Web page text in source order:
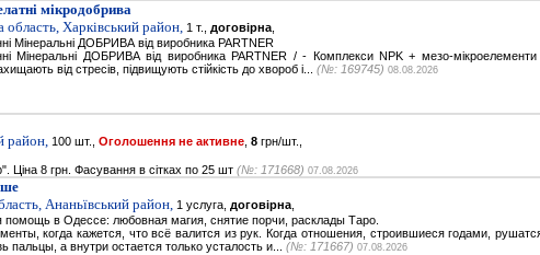
мікродобрива
область, Харківський район, 1 т., договірна
Мiнеральнi ДОБРИВА від виробника PARTNER
Мiнеральнi ДОБРИВА від виробника PARTNER / - Комплекси NPK + мезо-
від стресів, підвищують стійкість до хвороб і... (№: 169745) 08.08.2026
район, 100 шт., Оголошення не активне 8 грн/шт.,
Ціна 8 грн. Фасування в сітках по 25 шт (№: 171668) 07.08.2026
Ананьївський район, 1 услуга, договірна
помощь в Одессе: любовная магия, снятие порчи, расклады Таро.
когда кажется, что всё валится из рук. Когда отношения, строившиеся годами,
пальцы, а внутри остается только усталость и... (№: 171667) 07.08.2026